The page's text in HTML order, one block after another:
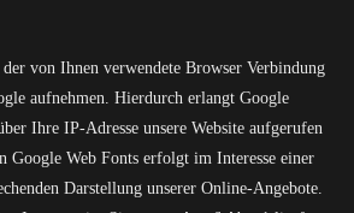
von Ihnen verwendete Browser Verbindung
aufnehmen. Hierdurch erlangt Google
Ihre IP-Adresse unsere Website aufgerufen
Google Web Fonts erfolgt im Interesse einer
Darstellung unserer Online-Angebote.